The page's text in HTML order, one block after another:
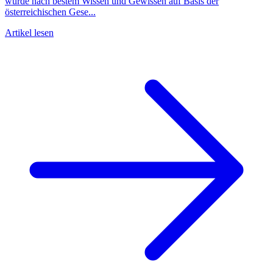
österreichischen Gese...
Artikel lesen